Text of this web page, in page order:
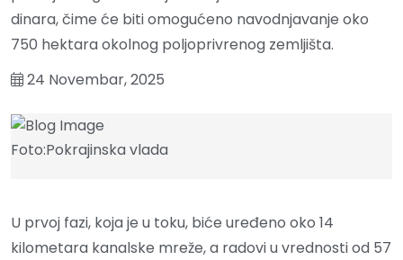
dinara, čime će biti omogućeno navodnjavanje oko
750 hektara okolnog poljoprivrenog zemljišta.
24 Novembar, 2025
Foto:Pokrajinska vlada
U prvoj fazi, koja je u toku, biće uređeno oko 14
kilometara kanalske mreže, a radovi u vrednosti od 57